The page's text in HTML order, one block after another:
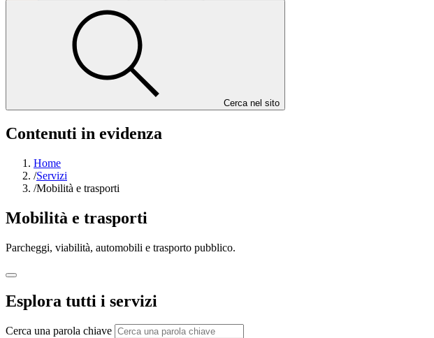
Cerca nel sito
Contenuti in evidenza
Home
/Servizi
/Mobilità e trasporti
Mobilità e trasporti
Parcheggi, viabilità, automobili e trasporto pubblico.
Esplora tutti i servizi
Cerca una parola chiave